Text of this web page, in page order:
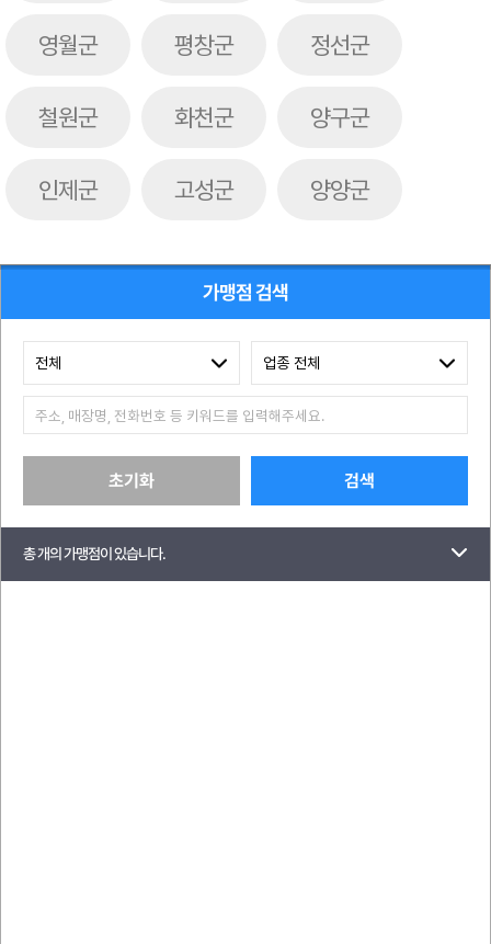
영월군 평창군 정선군
철원군 화천군 양구군
인제군 고성군 양양군
가맹점 검색
초기화 검색
총개의 가맹점이 있습니다.